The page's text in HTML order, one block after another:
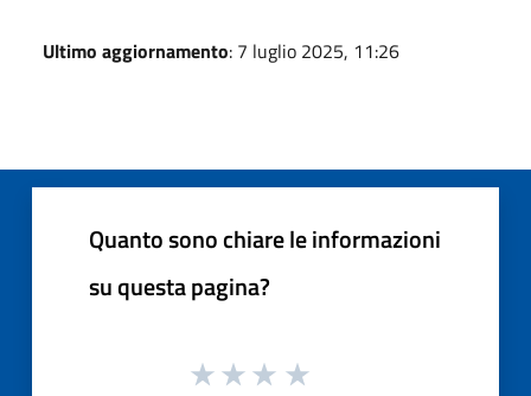
Ultimo aggiornamento: 7 luglio 2025, 11:26
Quanto sono chiare le informazioni
su questa pagina?